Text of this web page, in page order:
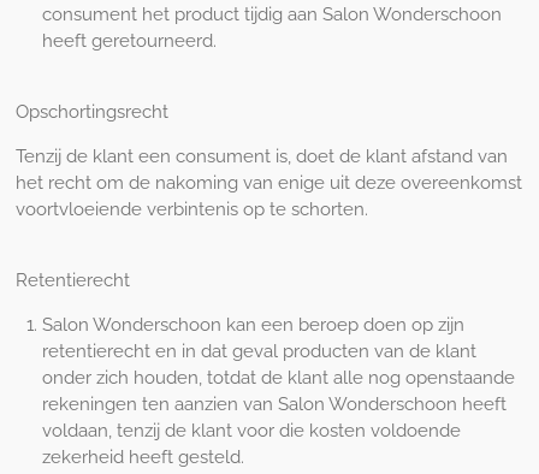
consument het product tijdig aan Salon Wonderschoon
heeft geretourneerd.
Opschortingsrecht
Tenzij de klant een consument is, doet de klant afstand van
het recht om de nakoming van enige uit deze overeenkomst
voortvloeiende verbintenis op te schorten.
Retentierecht
Salon Wonderschoon kan een beroep doen op zijn
retentierecht en in dat geval producten van de klant
onder zich houden, totdat de klant alle nog openstaande
rekeningen ten aanzien van Salon Wonderschoon heeft
voldaan, tenzij de klant voor die kosten voldoende
zekerheid heeft gesteld.